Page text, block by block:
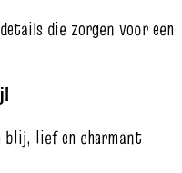
die zorgen voor een
blij, lief en charmant